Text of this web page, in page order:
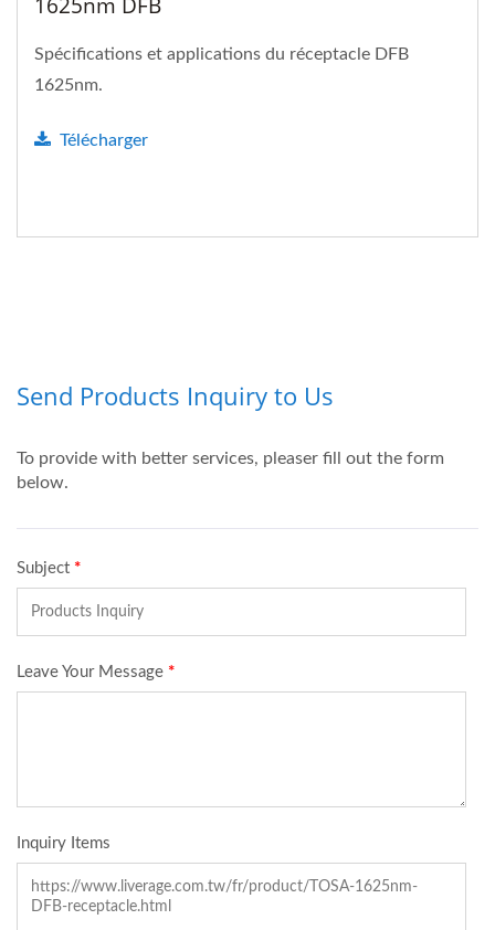
Spécifications et applications du réceptacle DFB
1625nm.
Télécharger